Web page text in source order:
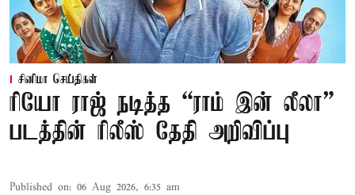
சினிமா செய்திகள்
ரியோ ராஜ் நடித்த “ராம் இன் லீலா”
படத்தின் ரிலீஸ் தேதி அறிவிப்பு
Published on: 06 Aug 2026, 6:35 am